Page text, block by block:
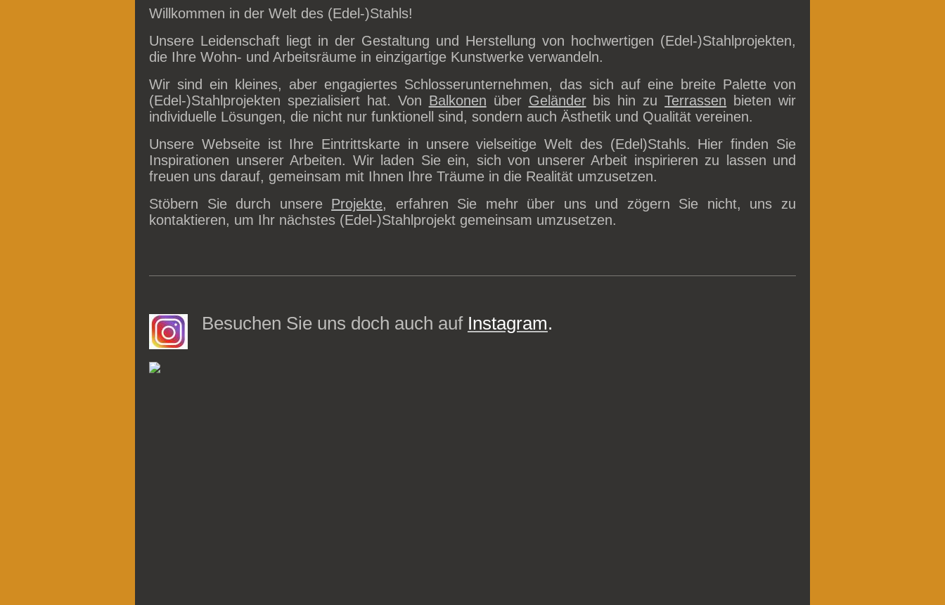
Willkommen in der Welt des (Edel-)Stahls!
Unsere Leidenschaft liegt in der Gestaltung und Herstellung von hochwertigen (Edel-)Stahlprojekten,
die Ihre Wohn- und Arbeitsräume in einzigartige Kunstwerke verwandeln.
Wir sind ein kleines, aber engagiertes Schlosserunternehmen, das sich auf eine breite Palette von
(Edel-)Stahlprojekten spezialisiert hat. Von Balkonen über Geländerbis hin zuTerrassen bieten wir
individuelle Lösungen, die nicht nur funktionell sind, sondern auch Ästhetik und Qualität vereinen.
Unsere Webseite ist Ihre Eintrittskarte in unsere vielseitige Welt des (Edel)Stahls. Hier finden Sie
Inspirationen unserer Arbeiten. Wir laden Sie ein, sich von unserer Arbeit inspirieren zu lassen und
freuen uns darauf, gemeinsam mit Ihnen Ihre Träume in die Realität umzusetzen.
Stöbern Sie durch unsere Projekte, erfahren Sie mehr über uns und zögern Sie nicht, uns zu
kontaktieren, um Ihr nächstes (Edel-)Stahlprojekt gemeinsam umzusetzen.
Besuchen Sie uns doch auch auf Instagram.